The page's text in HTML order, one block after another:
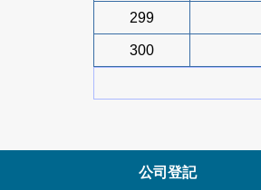
299
300
公司登記